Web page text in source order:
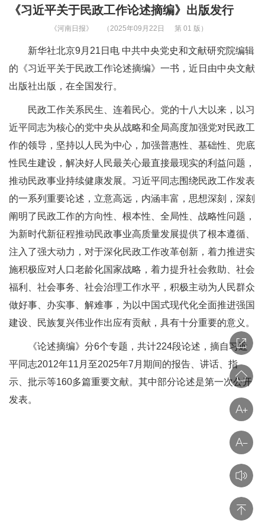
《习近平关于民政工作论述摘编》出版发行
《河南日报》 （2025年09月22日 第 01 版）
新华社北京9月21日电 中共中央党史和文献研究院编辑
的《习近平关于民政工作论述摘编》一书，近日由中央文献
出版社出版，在全国发行。
民政工作关系民生、连着民心。党的十八大以来，以习
近平同志为核心的党中央从战略和全局高度加强党对民政工
作的领导，坚持以人民为中心，加强普惠性、基础性、兜底
性民生建设，解决好人民最关心最直接最现实的利益问题，
推动民政事业持续健康发展。习近平同志围绕民政工作发表
的一系列重要论述，立意高远，内涵丰富，思想深刻，深刻
阐明了民政工作的方向性、根本性、全局性、战略性问题，
为新时代新征程推动民政事业高质量发展提供了根本遵循、
注入了强大动力，对于深化民政工作改革创新，着力推进实
施积极应对人口老龄化国家战略，着力提升社会救助、社会
福利、社会事务、社会治理工作水平，积极主动为人民群众
做好事、办实事、解难事，为以中国式现代化全面推进强国
建设、民族复兴伟业作出应有贡献，具有十分重要的意义。
《论述摘编》分6个专题，共计224段论述，摘自习近
平同志2012年11月至2025年7月期间的报告、讲话、指
示、批示等160多篇重要文献。其中部分论述是第一次公开
发表。